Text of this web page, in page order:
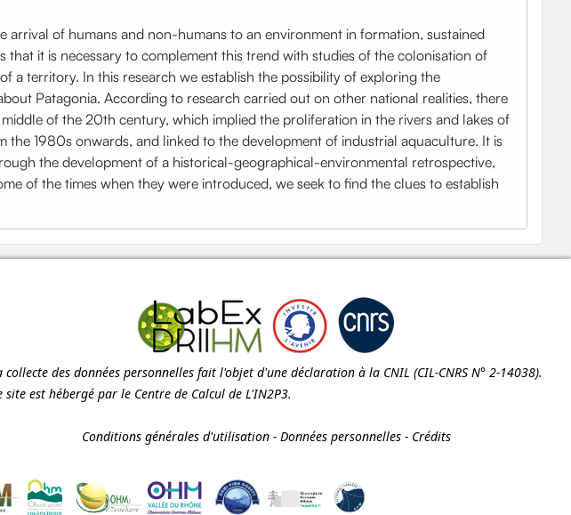
of humans and non-humans to an environment in formation, sustained
it is necessary to complement this trend with studies of the colonisation of
a territory. In this research we establish the possibility of exploring the
Patagonia. According to research carried out on other national realities, there
of the 20th century, which implied the proliferation in the rivers and lakes of
1980s onwards, and linked to the development of industrial aquaculture. It is
the development of a historical-geographical-environmental retrospective,
of the times when they were introduced, we seek to find the clues to establish
collecte des données personnelles fait l'objet d'une déclaration à la CNIL (CIL-CNRS N° 2-14038).
site est hébergé par le Centre de Calcul de L'IN2P3.
Conditions générales d'utilisation- Données personnelles- Crédits